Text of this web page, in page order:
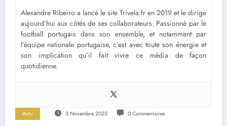
Alexandre Ribeiro a lancé le site Trivela.fr en 2019 et le dirige
aujourd’hui aux côtés de ses collaborateurs. Passionné par le
football portugais dans son ensemble, et notamment par
l’équipe nationale portugaise, c’est avec toute son énergie et
son implication qu’il fait vivre ce média de façon
quotidienne.
Actu 3 Novembre 2025 0 Commentaires